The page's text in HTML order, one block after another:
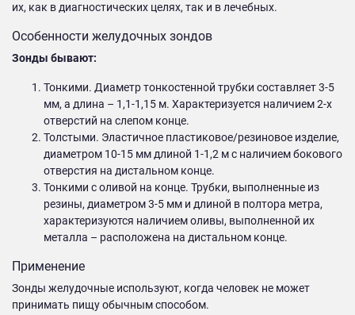
их, как в диагностических целях, так и в лечебных.
Особенности желудочных зондов
Зонды бывают:
Тонкими. Диаметр тонкостенной трубки составляет 3-5
мм, а длина – 1,1-1,15 м. Характеризуется наличием 2-х
отверстий на слепом конце.
Толстыми. Эластичное пластиковое/резиновое изделие,
диаметром 10-15 мм длиной 1-1,2 м с наличием бокового
отверстия на дистальном конце.
Тонкими с оливой на конце. Трубки, выполненные из
резины, диаметром 3-5 мм и длиной в полтора метра,
характеризуются наличием оливы, выполненной их
металла – расположена на дистальном конце.
Применение
Зонды желудочные используют, когда человек не может
принимать пищу обычным способом.